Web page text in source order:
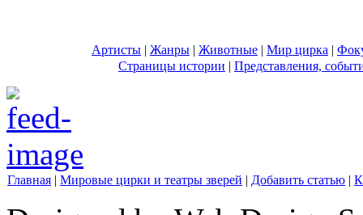
Артисты | Жанры | Животные | Мир цирка |
Страницы истории | Представления,
Главная | Мировые цирки и театры зверей | Добавить статью |